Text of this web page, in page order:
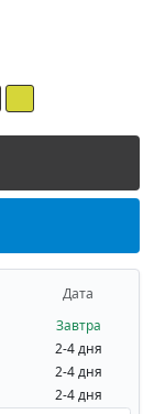
Дата
Завтра
2-4 дня
2-4 дня
2-4 дня